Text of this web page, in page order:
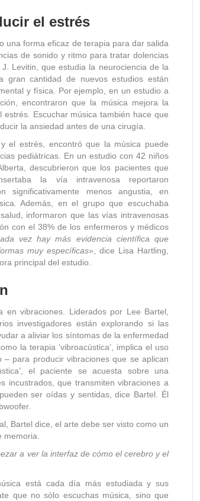
el estrés
una forma eficaz de terapia para dar salida
de sonido y ritmo para tratar dolencias
Levitin, que estudia la neurociencia de la
gran cantidad de nuevos estudios están
y física. Por ejemplo, en un estudio a
encontraron que la música mejora la
Escuchar música también hace que
la ansiedad antes de una cirugía.
el estrés, encontró que la música puede
pediátricas. En un estudio con 42 niños
descubrieron que los pacientes que
la vía intravenosa reportaron
significativamente menos angustia, en
Además, en el grupo que escuchaba
informaron que las vías intravenosas
con el 38% de los enfermeros y médicos
vez hay más evidencia científica que
muy específicas», dice Lisa Hartling,
principal del estudio.
vibraciones. Liderados por Lee Bartel,
investigadores están explorando si las
a aliviar los síntomas de la enfermedad
la terapia ‘vibroacústica’, implica el uso
para producir vibraciones que se aplican
el paciente se acuesta sobre una
incustrados, que transmiten vibraciones a
ser oídas y sentidas, dice Bartel. Él
Bartel dice, el arte debe ser visto como un
memoria.
a ver la interfaz de cómo el cerebro y el
está cada día más estudiada y sus
que no sólo escuchas música, sino que